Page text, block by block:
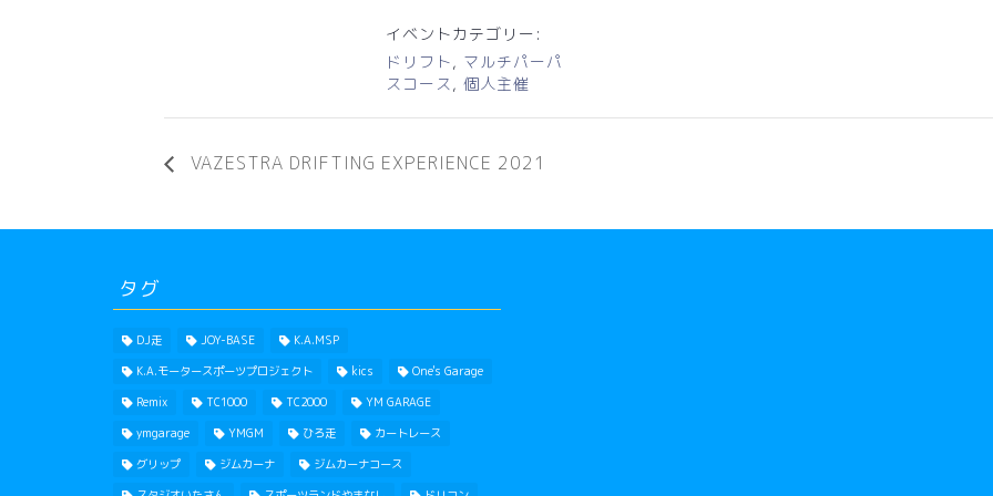
イベントカテゴリー:
ドリフト, マルチパーパ
スコース, 個人主催
VAZESTRA DRIFTING EXPERIENCE 2021
タグ
DJ走 JOY-BASE
K.A.MSP
K.A.モータースポーツプロジェクト
kics
One's Garage
Remix
TC1000 TC2000
YM GARAGE
ymgarage
YMGM ひろ走
カートレース
グリップ
ジムカーナ
ジムカーナコース